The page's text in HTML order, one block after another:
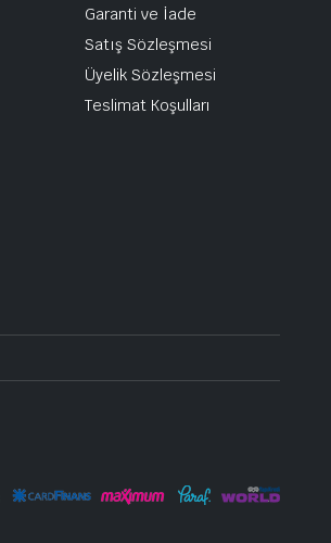
Garanti ve İade
Satış Sözleşmesi
Üyelik Sözleşmesi
Teslimat Koşulları